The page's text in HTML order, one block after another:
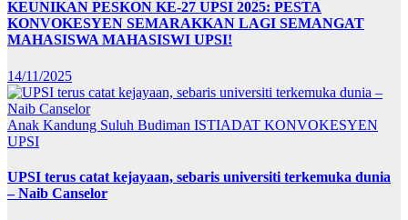
KEUNIKAN PESKON KE-27 UPSI 2025: PESTA
KONVOKESYEN SEMARAKKAN LAGI SEMANGAT
MAHASISWA MAHASISWI UPSI!
14/11/2025
Anak Kandung Suluh Budiman ISTIADAT KONVOKESYEN
UPSI
UPSI terus catat kejayaan, sebaris universiti terkemuka dunia
– Naib Canselor